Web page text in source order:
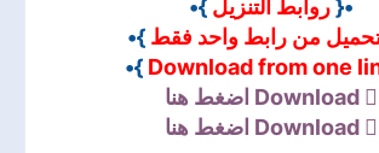
•{روابط التنزيل }•
من رابط واحد فقط }•
Download from one
}•
Download اضغط هنا
Download اضغط هنا